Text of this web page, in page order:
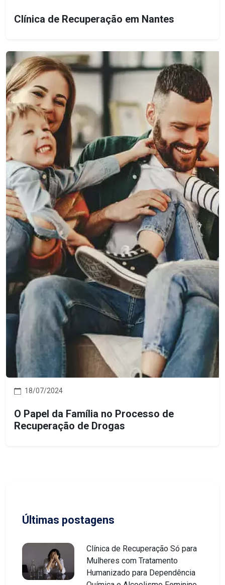
Clínica de Recuperação em Nantes
18/07/2024
O Papel da Família no Processo de
Recuperação de Drogas
Últimas postagens
Clínica de Recuperação Só para
Mulheres com Tratamento
Humanizado para Dependência